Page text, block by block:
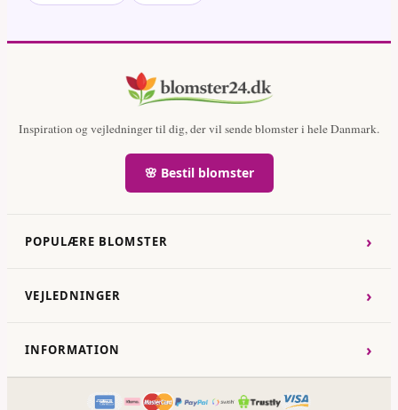
Inspiration og vejledninger til dig, der vil sende blomster i hele Danmark.
🌸 Bestil blomster
POPULÆRE BLOMSTER ›
VEJLEDNINGER ›
INFORMATION ›